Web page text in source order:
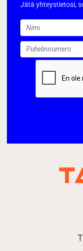
Jätä yhteystietosi,